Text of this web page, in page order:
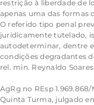
restrição à liberdade de
apenas uma das formas
O referido tipo penal
juridicamente tutelado,
autodeterminar, dentre
condições degradantes
rel. min. Reynaldo
AgRg no REsp
Quinta Turma, julgado